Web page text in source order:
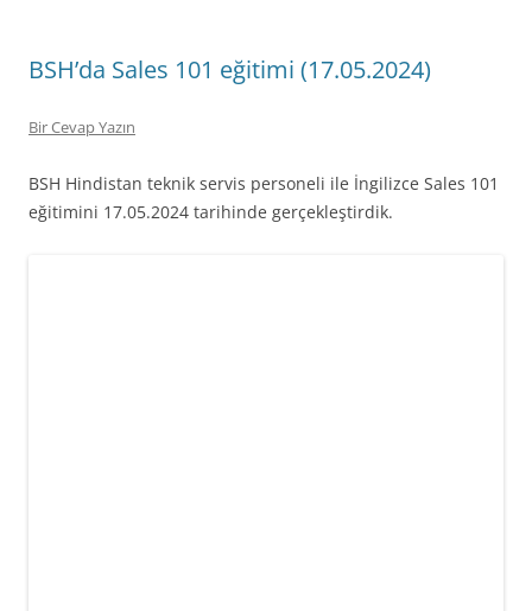
BSH’da Sales 101 eğitimi (17.05.2024)
Bir Cevap Yazın
BSH Hindistan teknik servis personeli ile İngilizce Sales 101
eğitimini 17.05.2024 tarihinde gerçekleştirdik.